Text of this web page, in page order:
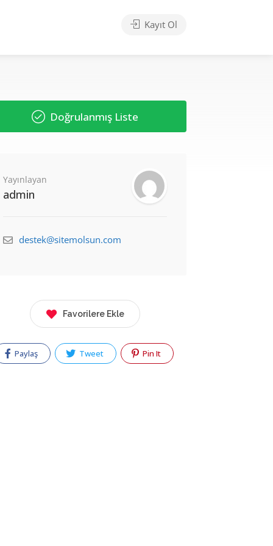
Kayıt Ol
Doğrulanmış Liste
Yayınlayan
admin
destek@sitemolsun.com
Favorilere Ekle
Paylaş Tweet Pin It